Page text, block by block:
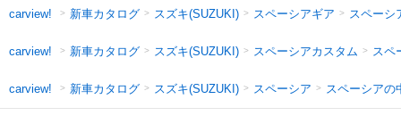
carview! 新車カタログ スズキ(SUZUKI) スペーシアギア スペーシ
carview! 新車カタログ スズキ(SUZUKI) スペーシアカスタム スペ
carview! 新車カタログ スズキ(SUZUKI) スペーシア スペーシアの